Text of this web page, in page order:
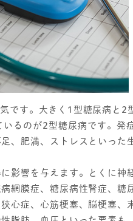
です。大きく1型糖尿病と2
るのが2型糖尿病です。発
、肥満、ストレスといった
影響を与えます。とくに神
網膜症、糖尿病性腎症、糖
心症、心筋梗塞、脳梗塞、